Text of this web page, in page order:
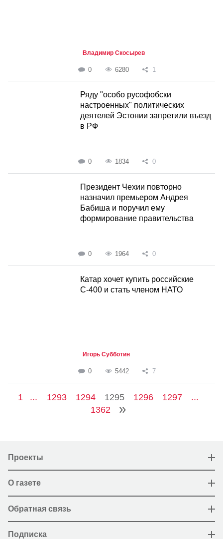
Владимир Скосырев
0 6280 1
Ряду "особо русофобски
настроенных" политических
деятелей Эстонии запретили въезд
в РФ
0 1834 0
Президент Чехии повторно
назначил премьером Андрея
Бабиша и поручил ему
формирование правительства
0 1964 0
Катар хочет купить российские
С-400 и стать членом НАТО
Игорь Субботин
0 5442 7
1 ... 1293 1294 1295 1296 1297
...
1362
Проекты
О газете
Обратная связь
Подписка